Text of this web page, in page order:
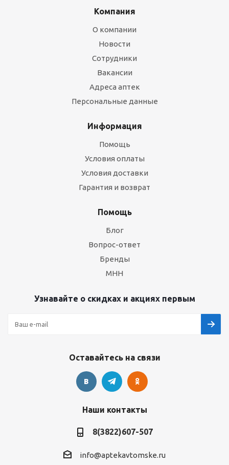
Компания
О компании
Новости
Сотрудники
Вакансии
Адреса аптек
Персональные данные
Информация
Помощь
Условия оплаты
Условия доставки
Гарантия и возврат
Помощь
Блог
Вопрос-ответ
Бренды
МНН
Узнавайте о скидках и акциях первым
Оставайтесь на связи
Наши контакты
8(3822)607-507
info@aptekavtomske.ru